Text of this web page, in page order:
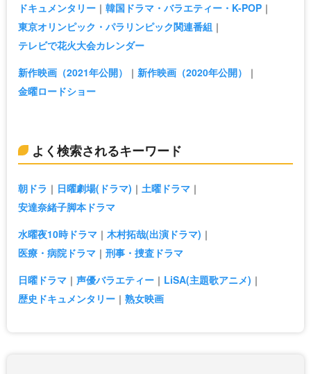
ドキュメンタリー
韓国ドラマ・バラエティー・K-POP
東京オリンピック・パラリンピック関連番組
テレビで花火大会カレンダー
新作映画（2021年公開）
新作映画（2020年公開）
金曜ロードショー
よく検索されるキーワード
朝ドラ 日曜劇場(ドラマ)
土曜ドラマ
安達奈緒子脚本ドラマ
水曜夜10時ドラマ
木村拓哉(出演ドラマ)
医療・病院ドラマ
刑事・捜査ドラマ
日曜ドラマ
声優バラエティー
LiSA(主題歌アニメ)
歴史ドキュメンタリー
熟女映画